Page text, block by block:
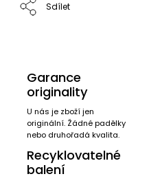
Sdílet
Garance
originality
U nás je zboží jen
originální. Žádné padělky
nebo druhořadá kvalita.
Recyklovatelné
balení